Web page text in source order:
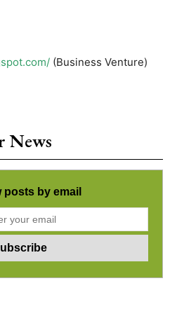
(Business Venture)
News
posts by email